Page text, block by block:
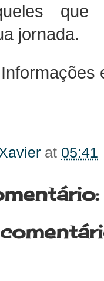
jornada.
at 05:41